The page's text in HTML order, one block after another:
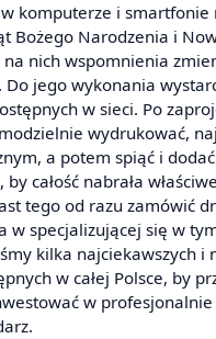
komputerze i smartfonie
Bożego Narodzenia i
nich wspomnienia
Do jego wykonania
w sieci. Po
wydrukować,
a potem spiąć i
by całość nabrała
tego od razu zamówić
w specjalizującej się w
kilka najciekawszych i
w całej Polsce, by
w